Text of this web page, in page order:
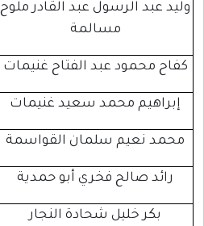
وليد عبد الرسول عبد القادر ملوح
مسالمة
كفاح محمود عبد الفتاح غنيمات
إبراهيم محمد سعيد غنيمات
محمد نعيم سلمان القواسمة
رائد صالح فخري أبو حمدية
بكر خليل شحادة النجار